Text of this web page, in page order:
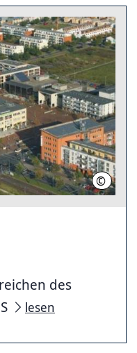
© LHH
des
lesen